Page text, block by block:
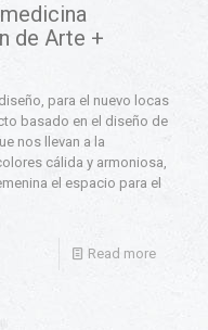
de Arte +
para el nuevo locas
basado en el diseño de
nos llevan a la
cálida y armoniosa,
el espacio para el
Read more